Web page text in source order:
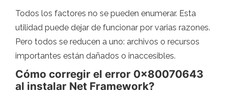
Todos los factores no se pueden enumerar. Esta
utilidad puede dejar de funcionar por varias razones.
Pero todos se reducen a uno: archivos o recursos
importantes están dañados o inaccesibles.
Cómo corregir el error 0x80070643
al instalar Net Framework?